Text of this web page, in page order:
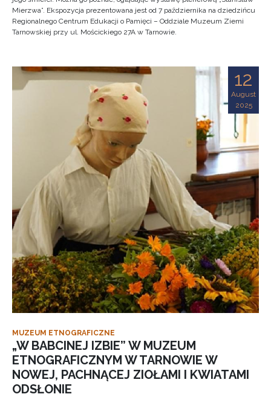
Mierzwa”. Ekspozycja prezentowana jest od 7 października na dziedzińcu
Regionalnego Centrum Edukacji o Pamięci – Oddziale Muzeum Ziemi
Tarnowskiej przy ul. Mościckiego 27A w Tarnowie.
12
August
2025
MUZEUM ETNOGRAFICZNE
„W BABCINEJ IZBIE” W MUZEUM
ETNOGRAFICZNYM W TARNOWIE W
NOWEJ, PACHNĄCEJ ZIOŁAMI I KWIATAMI
ODSŁONIE